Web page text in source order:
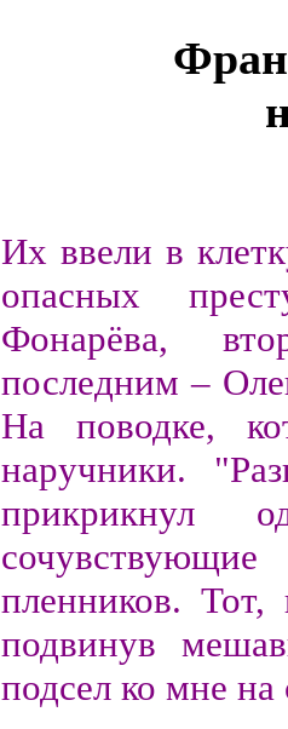
Их ввели в
опасных
Фонарёва,
последним –
На поводке,
наручники.
прикрикнул
пленников.
подвинув
подсел ко мне